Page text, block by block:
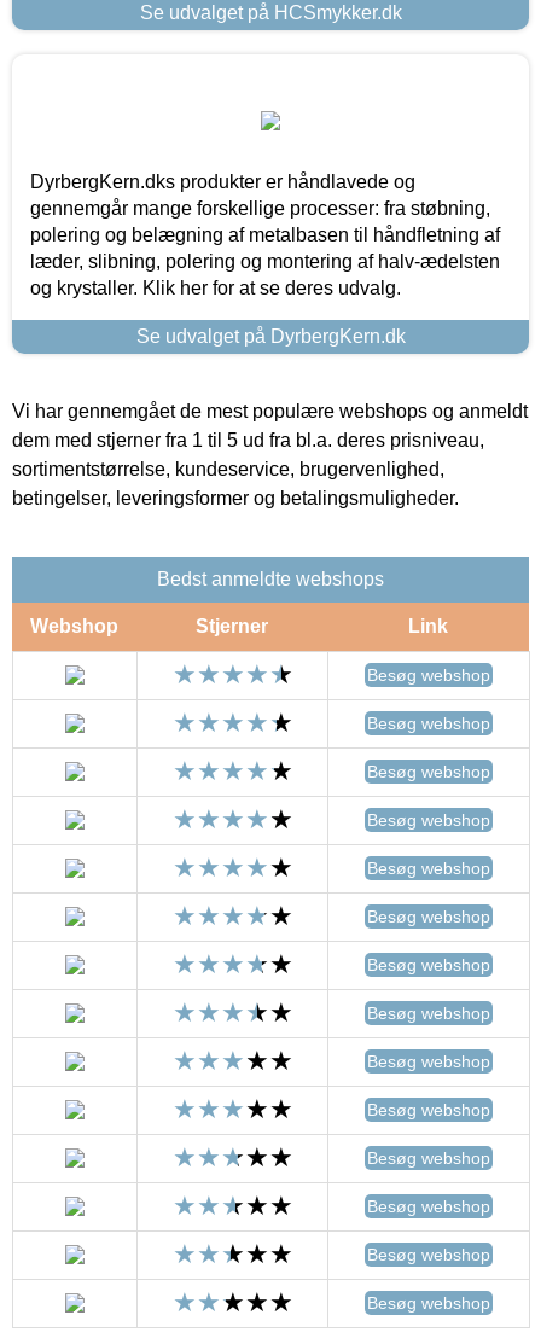
Se udvalget på HCSmykker.dk
DyrbergKern.dks produkter er håndlavede og
gennemgår mange forskellige processer: fra støbning,
polering og belægning af metalbasen til håndfletning af
læder, slibning, polering og montering af halv-ædelsten
og krystaller. Klik her for at se deres udvalg.
Se udvalget på DyrbergKern.dk
Vi har gennemgået de mest populære webshops og anmeldt
dem med stjerner fra 1 til 5 ud fra bl.a. deres prisniveau,
sortimentstørrelse, kundeservice, brugervenlighed,
betingelser, leveringsformer og betalingsmuligheder.
Bedst anmeldte webshops
Webshop Stjerner Link
Besøg webshop
Besøg webshop
Besøg webshop
Besøg webshop
Besøg webshop
Besøg webshop
Besøg webshop
Besøg webshop
Besøg webshop
Besøg webshop
Besøg webshop
Besøg webshop
Besøg webshop
Besøg webshop